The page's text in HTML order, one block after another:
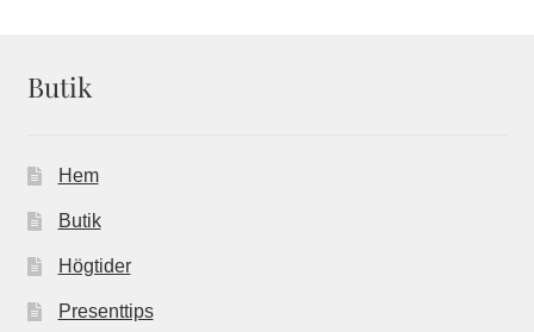
Butik
Hem
Butik
Högtider
Presenttips